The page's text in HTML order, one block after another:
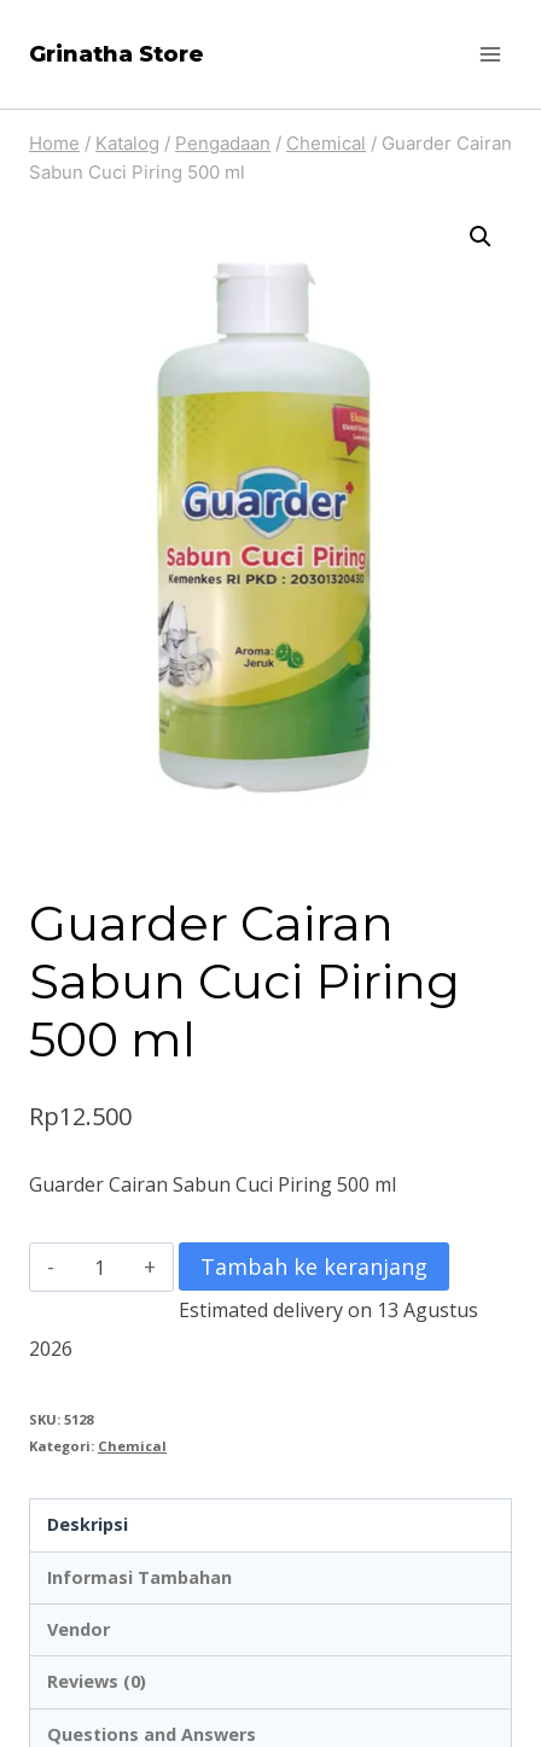
Grinatha Store
Home / Katalog / Pengadaan / Chemical / Guarder Cairan
Sabun Cuci Piring 500 ml
Guarder Cairan
Sabun Cuci Piring
500 ml
Rp12.500
Guarder Cairan Sabun Cuci Piring 500 ml
Kuantitas
Guarder
Cuci
Piring
500
ml
Tambah ke keranjang
Estimated delivery on 13 Agustus
2026
SKU: 5128
Kategori: Chemical
Deskripsi
Informasi Tambahan
Vendor
Reviews (0)
Questions and Answers